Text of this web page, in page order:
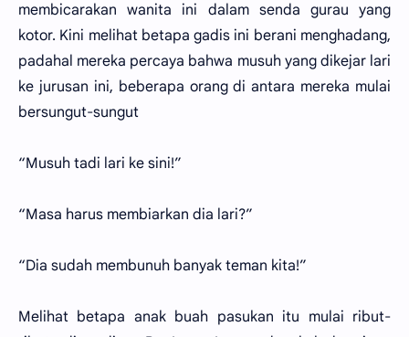
membicarakan wanita ini dalam senda gurau yang
kotor. Kini melihat betapa gadis ini berani menghadang,
padahal mereka percaya bahwa musuh yang dikejar lari
ke jurusan ini, beberapa orang di antara mereka mulai
bersungut-sungut
“Musuh tadi lari ke sini!”
“Masa harus membiarkan dia lari?”
“Dia sudah membunuh banyak teman kita!”
Melihat betapa anak buah pasukan itu mulai ribut-